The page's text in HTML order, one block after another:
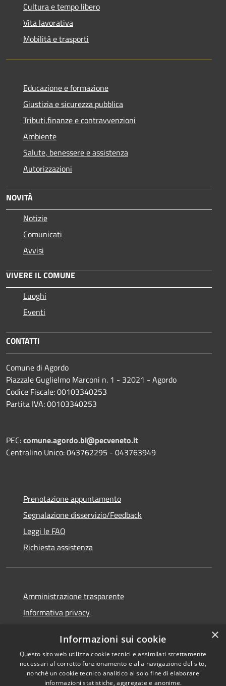
Cultura e tempo libero
Vita lavorativa
Mobilità e trasporti
Educazione e formazione
Giustizia e sicurezza pubblica
Tributi,finanze e contravvenzioni
Ambiente
Salute, benessere e assistenza
Autorizzazioni
NOVITÀ
Notizie
Comunicati
Avvisi
VIVERE IL COMUNE
Luoghi
Eventi
CONTATTI
Comune di Agordo
Piazzale Guglielmo Marconi n. 1 - 32021 - Agordo
Codice Fiscale: 00103340253
Partita IVA: 00103340253
PEC:comune.agordo.bl@pecveneto.it
Centralino Unico: 043762295 - 043763949
Prenotazione appuntamento
Segnalazione disservizio/Feedback
Leggi le FAQ
Richiesta assistenza
Amministrazione trasparente
Informativa privacy
Dichiarazione di accessibilità
×
Informazioni sui cookie
Questo sito web utilizza cookie tecnici e assimilati strettamente
necessari al corretto funzionamento e alla navigazione del sito,
nonché un cookie tecnico analitico al solo fine di elaborare
informazioni statistiche, aggregate e anonime.